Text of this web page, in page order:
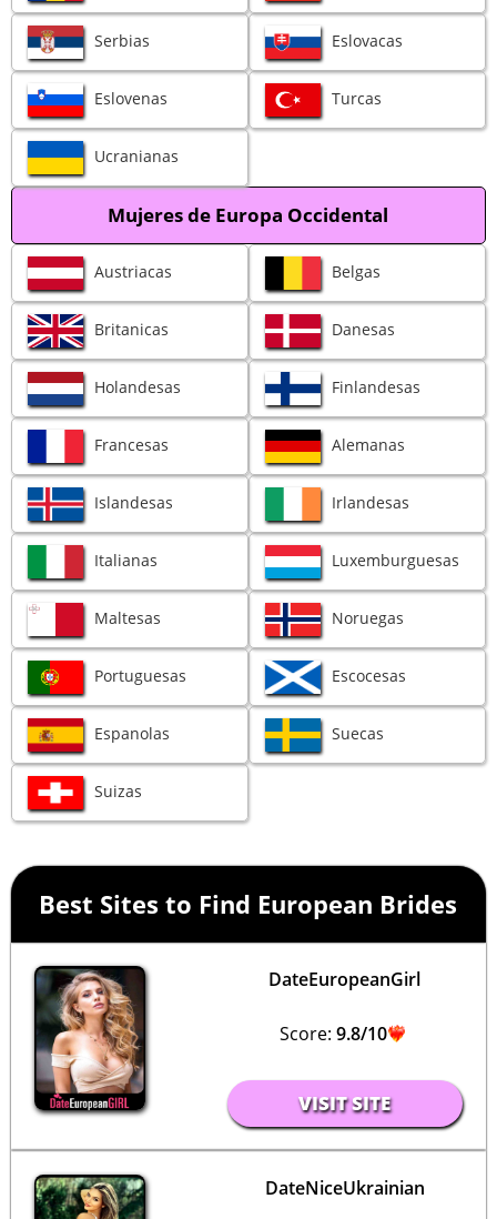
Serbias Eslovacas
Eslovenas Turcas
Ucranianas
Mujeres de Europa Occidental
Austriacas Belgas
Britanicas Danesas
Holandesas Finlandesas
Francesas Alemanas
Islandesas Irlandesas
Italianas Luxemburguesas
Maltesas Noruegas
Portuguesas Escocesas
Espanolas Suecas
Suizas
Best Sites to Find European Brides
DateEuropeanGirl
Score: 9.8/10
VISIT SITE
DateNiceUkrainian